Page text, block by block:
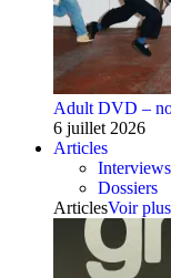
Adult DVD –
6 juillet 2026
Articles
Interviews
Dossiers
ArticlesVoir plus